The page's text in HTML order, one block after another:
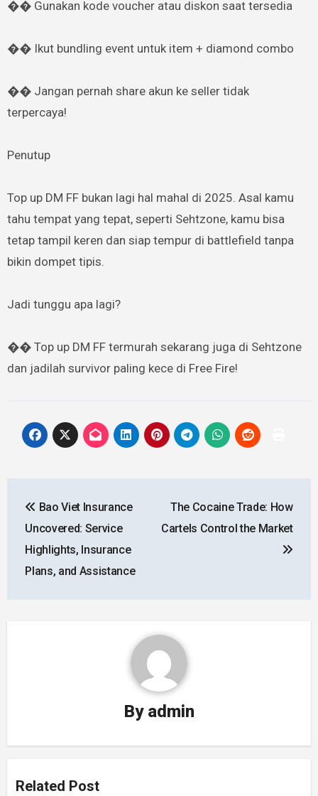
��️ Gunakan kode voucher atau diskon saat tersedia
�� Ikut bundling event untuk item + diamond combo
�� Jangan pernah share akun ke seller tidak
terpercaya!
Penutup
Top up DM FF bukan lagi hal mahal di 2025. Asal kamu
tahu tempat yang tepat, seperti Sehtzone, kamu bisa
tetap tampil keren dan siap tempur di battlefield tanpa
bikin dompet tipis.
Jadi tunggu apa lagi?
�� Top up DM FF termurah sekarang juga di Sehtzone
dan jadilah survivor paling kece di Free Fire!
navigation
Bao Viet Insurance
Uncovered: Service
Highlights, Insurance
Plans, and Assistance
The Cocaine Trade: How
Cartels Control the Market
By admin
Related Post